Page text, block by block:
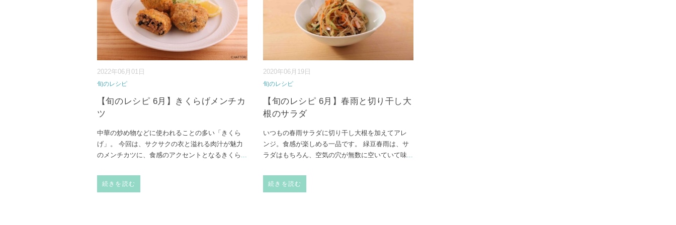
2022年06月01日
旬のレシピ
【旬のレシピ 6月】きくらげメンチカ
ツ
中華の炒め物などに使われることの多い「きくら
げ」。 今回は、サクサクの衣と溢れる肉汁が魅力
のメンチカツに、食感のアクセントとなるきくら ...
続きを読む
2020年06月19日
旬のレシピ
【旬のレシピ 6月】春雨と切り干し大
根のサラダ
いつもの春雨サラダに切り干し大根を加えてアレ
ンジ。食感が楽しめる一品です。 緑豆春雨は、サ
ラダはもちろん、空気の穴が無数に空いていて味...
続きを読む